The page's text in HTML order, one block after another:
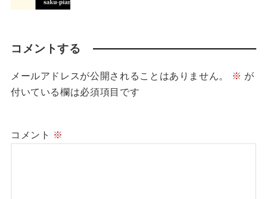
コメントする
メールアドレスが公開されることはありません。 ※ が
付いている欄は必須項目です
コメント ※